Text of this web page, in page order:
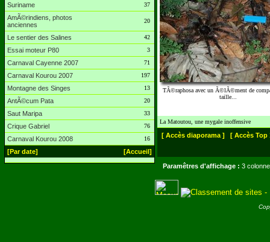
Suriname 37
AmÃ©rindiens, photos
anciennes
20
Le sentier des Salines 42
Essai moteur P80 3
Carnaval Cayenne 2007 71
Carnaval Kourou 2007 197
Montagne des Singes 13
AntÃ©cum Pata 20
Saut Maripa 33
Crique Gabriel 76
Carnaval Kourou 2008 16
[Par date] [Accueil]
TÃ©raphosa avec un Ã©lÃ©ment de
taille...
La Matoutou, une mygale inoffensive
[ Accès diaporama ] [ Accès Top
Paramêtres d'affichage : 3